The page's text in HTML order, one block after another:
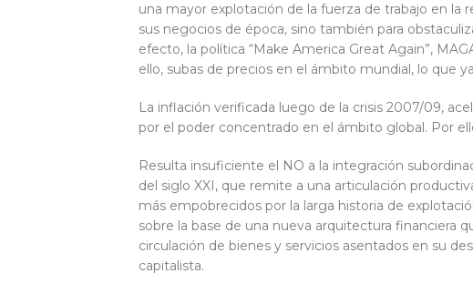
una mayor explotación de la fuerza de trabajo en la
sus negocios de época, sino también para
efecto, la política “Make America Great Again”,
ello, subas de precios en el ámbito mundial, lo que
La inflación verificada luego de la crisis 2007/09,
por el poder concentrado en el ámbito global. Por
Resulta insuficiente el NO a la integración
del siglo XXI, que remite a una articulación
más empobrecidos por la larga historia de
sobre la base de una nueva arquitectura financiera
circulación de bienes y servicios asentados en su
capitalista.